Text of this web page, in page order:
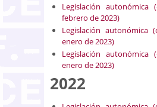
Legislación
febrero de 2023)
Legislación autonómica
enero de 2023)
Legislación
enero de 2023)
2022